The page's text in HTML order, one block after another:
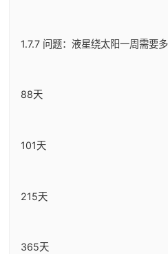
1.7.7 问题：液星绕太阳一周需要
88天
101天
215天
365天